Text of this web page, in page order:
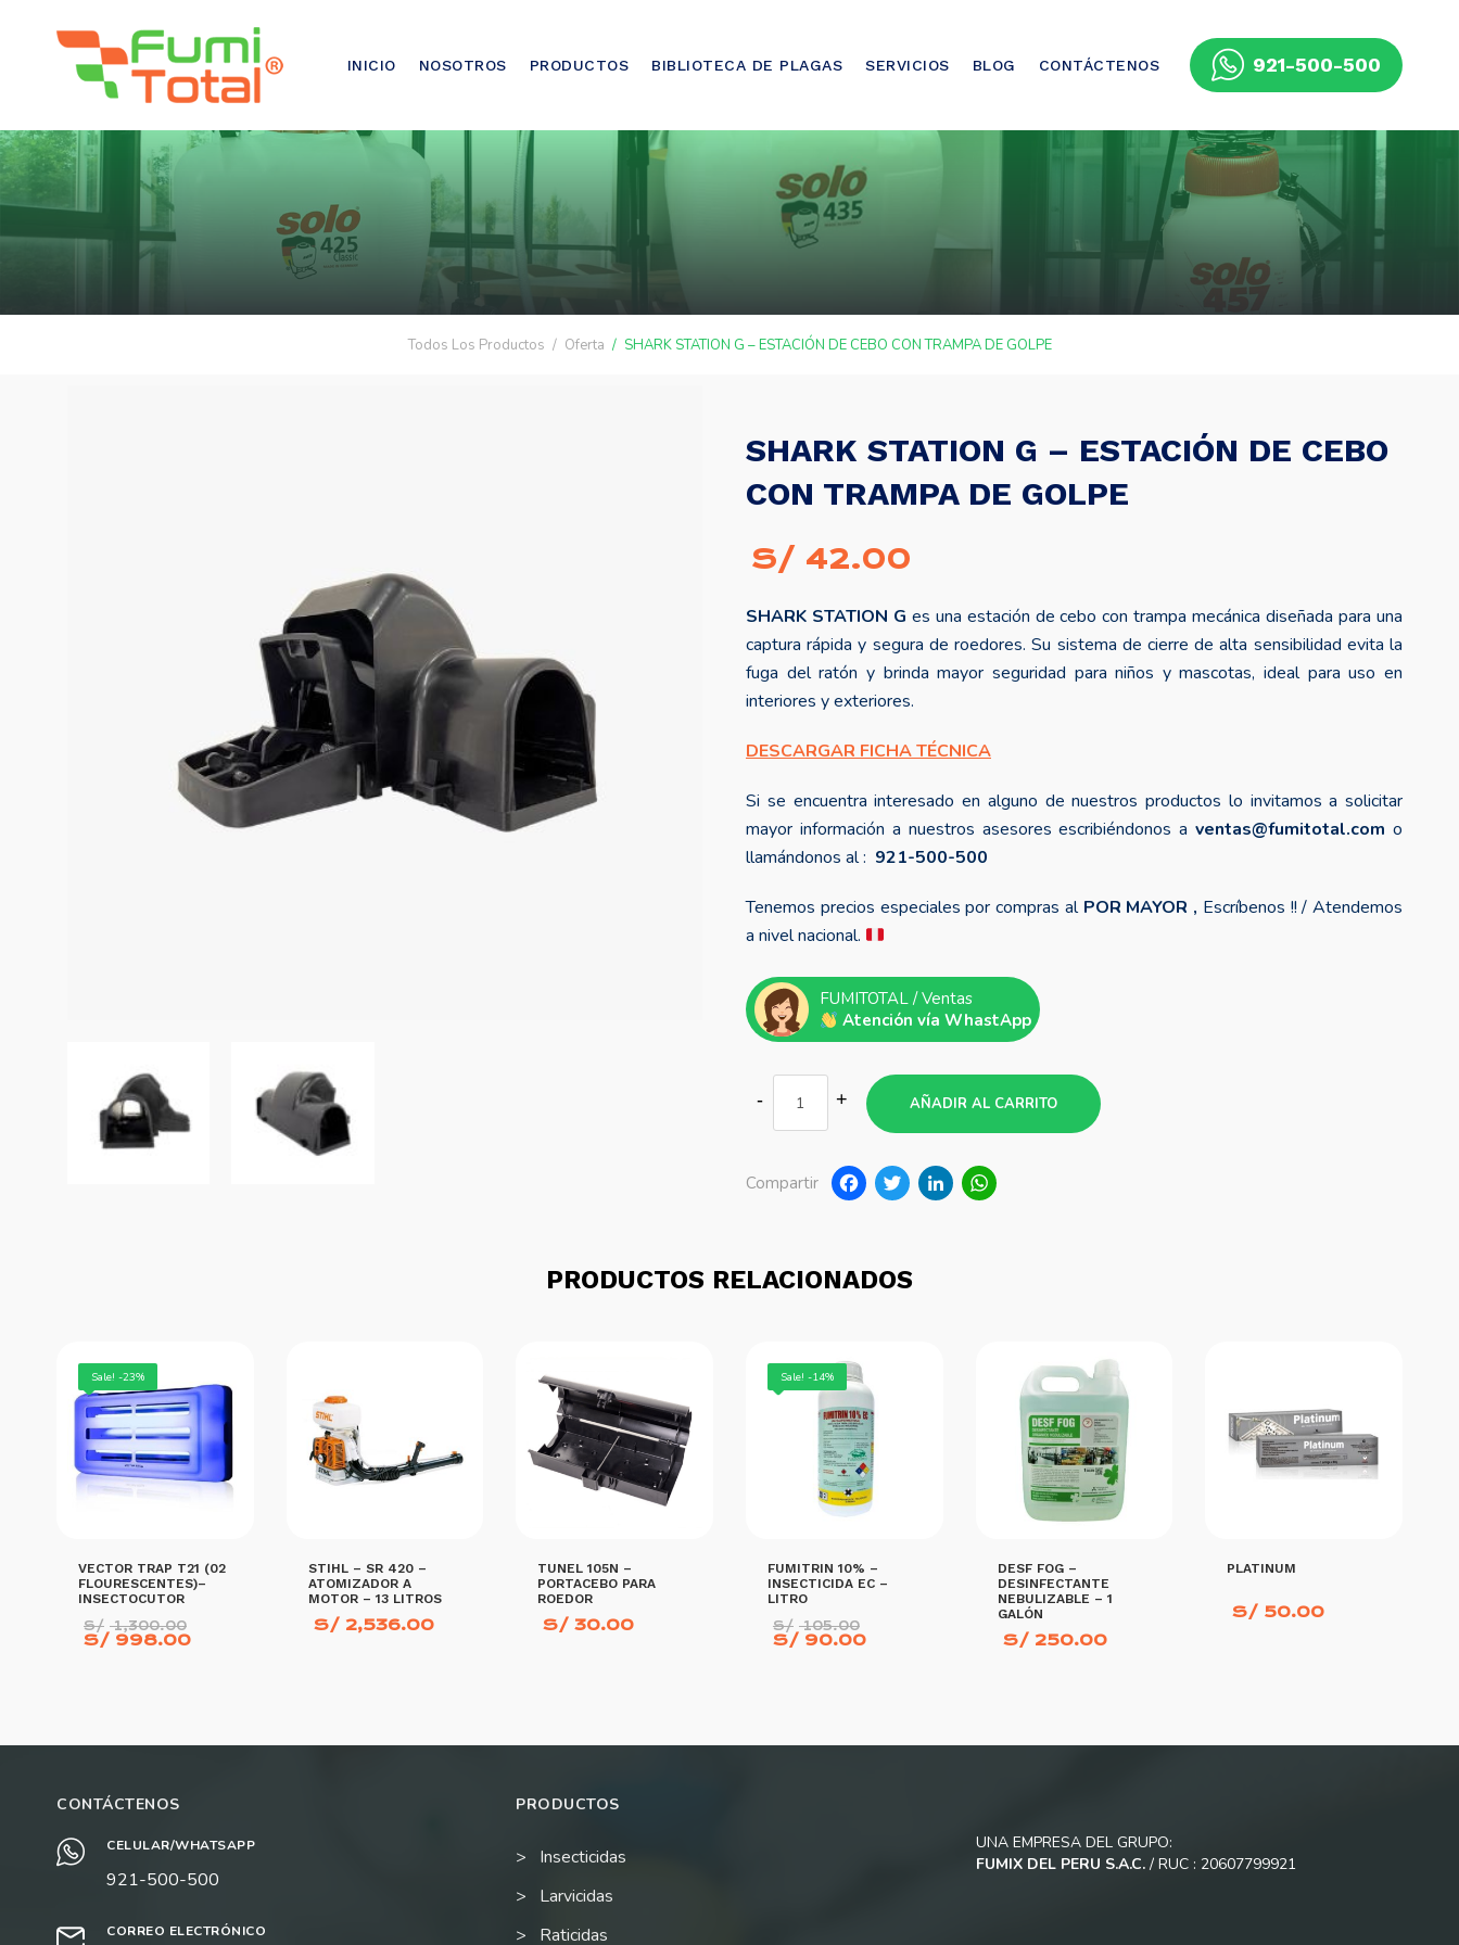
921-500-500
INICIO NOSOTROS PRODUCTOS BIBLIOTECA DE PLAGAS SERVICIOS BLOG CONTÁCTENOS 921-500-500
Todos Los Productos Oferta SHARK STATION G – ESTACIÓN DE CEBO CON TRAMPA DE GOLPE
SHARK STATION G – ESTACIÓN DE CEBO
CON TRAMPA DE GOLPE
S/ 42.00
SHARK STATION G es una estación de cebo con trampa mecánica diseñada para una
captura rápida y segura de roedores. Su sistema de cierre de alta sensibilidad evita la
fuga del ratón y brinda mayor seguridad para niños y mascotas, ideal para uso en
interiores y exteriores.
DESCARGAR FICHA TÉCNICA
Si se encuentra interesado en alguno de nuestros productos lo invitamos a solicitar
mayor información a nuestros asesores escribiéndonos aventas@fumitotal.com o
llamándonos al : 921-500-500
Tenemos precios especiales por compras alPOR MAYOR , Escríbenos !! / Atendemos
a nivel nacional.
FUMITOTAL / Ventas
Atención vía WhastApp
AÑADIR AL CARRITO
Compartir Facebook
TwitterLinkedIn
PRODUCTOS RELACIONADOS
Sale! -23%
VECTOR TRAP T21 (02
FLOURESCENTES)–
INSECTOCUTOR
S/ 1,300.00
S/ 998.00
STIHL – SR 420 –
ATOMIZADOR A
MOTOR – 13 LITROS
S/2,536.00
TUNEL 105N –
PORTACEBO PARA
ROEDOR
S/ 30.00
Sale! -14%
FUMITRIN 10% –
INSECTICIDA EC –
LITRO
S/ 105.00
S/90.00
DESF FOG –
DESINFECTANTE
NEBULIZABLE – 1
GALÓN
S/250.00
PLATINUM
S/ 50.00
CONTÁCTENOS
CELULAR/WHATSAPP
921-500-500
CORREO ELECTRÓNICO
PRODUCTOS
Insecticidas
Larvicidas
Raticidas
UNA EMPRESA DEL GRUPO:
FUMIX DEL PERU S.A.C./ RUC : 20607799921